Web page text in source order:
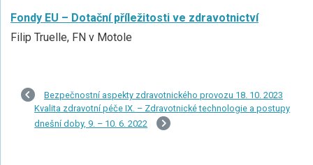
Fondy EU – Dotační příležitosti ve zdravotnictví
Filip Truelle, FN v Motole
Bezpečnostní aspekty zdravotnického provozu 18. 10. 2023
Kvalita zdravotní péče IX. – Zdravotnické technologie a postupy
dnešní doby, 9. – 10. 6. 2022